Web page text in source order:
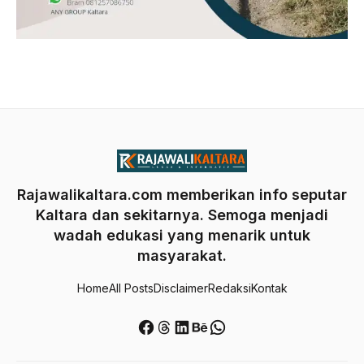
Rajawalikaltara.com memberikan info seputar
Kaltara dan sekitarnya. Semoga menjadi
wadah edukasi yang menarik untuk
masyarakat.
HomeAll PostsDisclaimerRedaksiKontak
Facebook
Threads
LinkedIn
Behance
WhatsApp